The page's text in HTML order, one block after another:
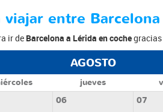
entre
ir de Barcelona a Lérida en cochegracias
AGOSTO
jueves
06 07